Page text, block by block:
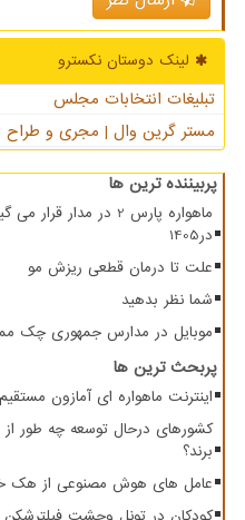
لینک دوستان نكسترو
تبلیغات انتخابات مجلس
مستر گرین وال | مجری و طراح
پربیننده ترین ها
ماهواره پارس 2 در
در1405
علت تا درمان قطعی ریزش مو
شما نظر بدهید
موبایل در مدارس جمهوری چک
پربحث ترین ها
اینترنت ماهواره ای آمازون
کشورهای درحال توسعه چه طور
برند؟
عامل های هوش مصنوعی از هک